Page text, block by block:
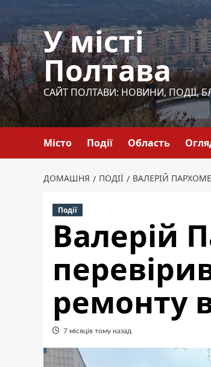
до
вмісту
У місті
Полтава
САЙТ ПОЛТАВИ: НОВИНИ, ПОДІЇ,
Місто Події Область
ДОМАШНЯ ПОДІЇ ВАЛЕРІЙ
Події
Валерій
ремонту
7 місяців тому назад